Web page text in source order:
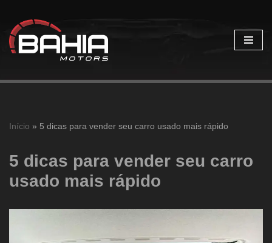
Pular
para
Início » 5 dicas para vender seu carro usado mais rápido
5 dicas para vender seu carro
usado mais rápido